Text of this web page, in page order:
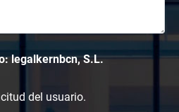
legalkernbcn, S.L.
del usuario.